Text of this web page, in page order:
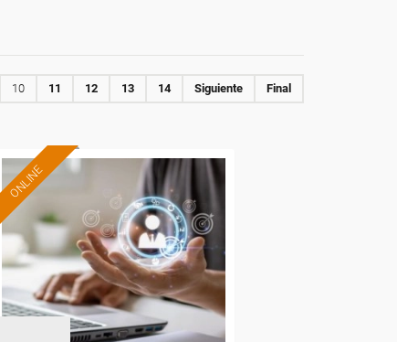
10 11 12 13 14 Siguiente Final
ONLINE
Formación 100%
subvencionada.
Para desempleados,
trabajadores y autónomos.
Sector
-Otros Servicios.